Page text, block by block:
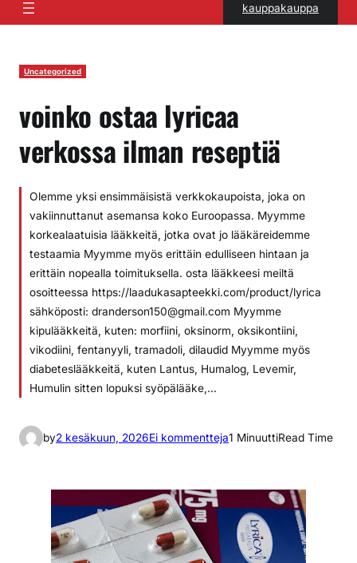
kauppakauppa
Uncategorized
voinko ostaa lyricaa
verkossa ilman reseptiä
Olemme yksi ensimmäisistä verkkokaupoista, joka on
vakiinnuttanut asemansa koko Euroopassa. Myymme
korkealaatuisia lääkkeitä, jotka ovat jo lääkäreidemme
testaamia Myymme myös erittäin edulliseen hintaan ja
erittäin nopealla toimituksella. osta lääkkeesi meiltä
osoitteessa https://laadukasapteekki.com/product/lyrica
sähköposti: dranderson150@gmail.com Myymme
kipulääkkeitä, kuten: morfiini, oksinorm, oksikontiini,
vikodiini, fentanyyli, tramadoli, dilaudid Myymme myös
diabeteslääkkeitä, kuten Lantus, Humalog, Levemir,
Humulin sitten lopuksi syöpälääke,…
by2 kesäkuun, 2026Ei kommenttejaa
1 MinuuttiRead Time